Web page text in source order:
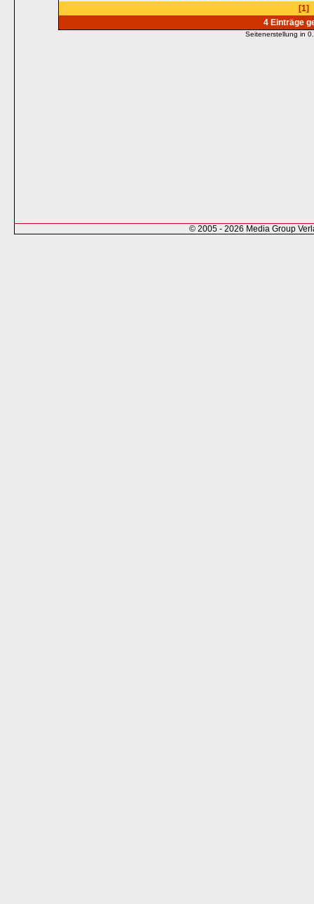
[1]
4 Einträge
Seitenerstellung in
© 2005 - 2026 Media Group